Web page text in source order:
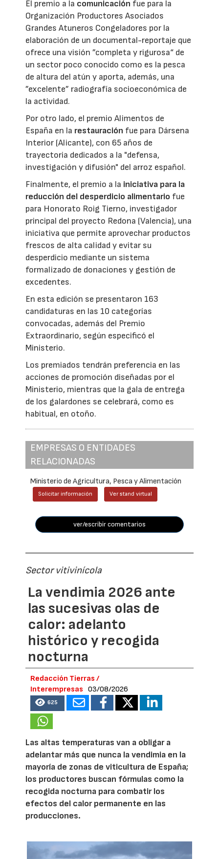
El premio a la comunicación fue para la
Organización Productores Asociados
Grandes Atuneros Congeladores por la
elaboración de un documental-reportaje que
ofrece una visión ”completa y rigurosa“ de
un sector poco conocido como es la pesca
de altura del atún y aporta, además, una
”excelente” radiografía socioeconómica de
la actividad.
Por otro lado, el premio Alimentos de
España en la restauración fue para Dársena
Interior (Alicante), con 65 años de
trayectoria dedicados a la "defensa,
investigación y difusión" del arroz español.
Finalmente, el premio a la iniciativa para la
reducción del desperdicio alimentario fue
para Honorato Roig Tierno, investigador
principal del proyecto Redona (Valencia), una
iniciativa que permite aprovechar productos
frescos de alta calidad y evitar su
desperdicio mediante un sistema
formalizado de donaciones y gestión de
excedentes.
En esta edición se presentaron 163
candidaturas en las 10 categorías
convocadas, además del Premio
Extraordinario, según especificó el
Ministerio.
Los premiados tendrán preferencia en las
acciones de promoción diseñadas por el
Ministerio, mientras que la gala de entrega
de los galardones se celebrará, como es
habitual, en otoño.
EMPRESAS O ENTIDADES
RELACIONADAS
Ministerio de Agricultura, Pesca y Alimentación
Solicitar información Ver stand virtual
ver/escribir comentarios
Sector vitivinícola
La vendimia 2026 ante
las sucesivas olas de
calor: adelanto
histórico y recogida
nocturna
Redacción Tierras /
Interempresas
03/08/2026
625
Las altas temperaturas van a obligar a
adelantar más que nunca la vendimia en la
mayoría de zonas de viticultura de España;
los productores buscan fórmulas como la
recogida nocturna para combatir los
efectos del calor permanente en las
producciones.